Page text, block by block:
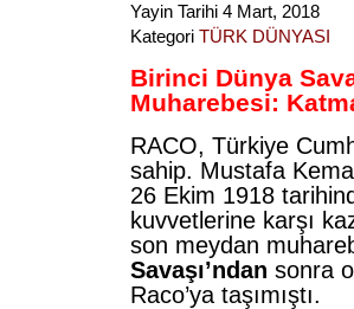
Yayin Tarihi 4 Mart, 2018
Kategori TÜRK DÜNYASI
Birinci Dünya
Muharebesi:
RACO, Türkiye
sahip. Mustafa
26 Ekim 1918
kuvvetlerine karşı
son meydan
Savaşı’ndan sonra
Raco’ya taşımıştı.